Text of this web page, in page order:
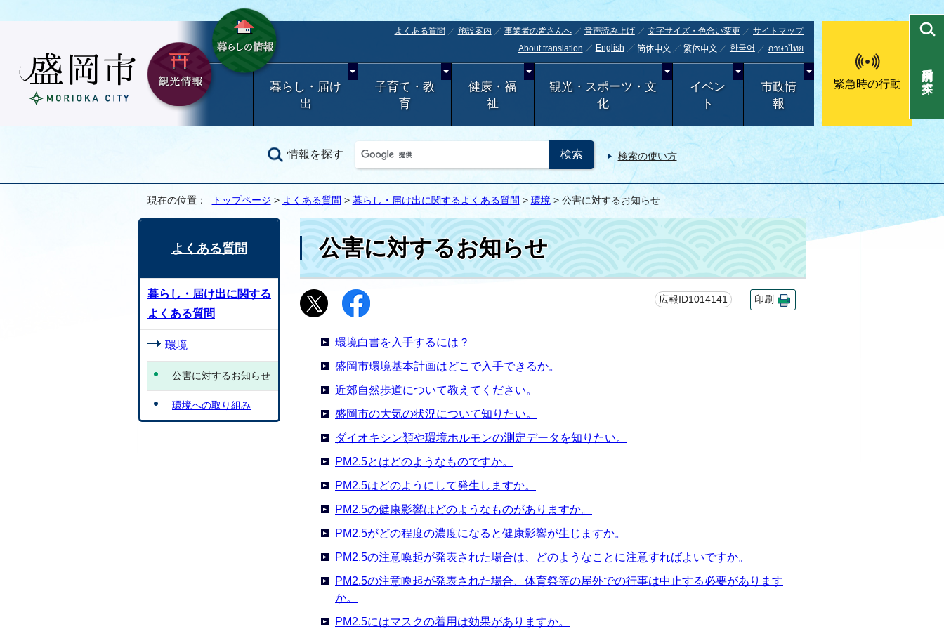
よくある質問 施設案内 事業者の皆さんへ 音声読み上げ 文字サイズ・色合い変更
サイトマップ
About translation
English 简体中文 繁体中文 한국어 ภาษาไทย
暮らし・届け
出
子育て・教
育
健康・福
祉
観光・スポーツ・文
化
イベン
ト
市政情
報
緊急時の行動
情報を探す 検索の使い方
目的別で探す
現在の位置： トップページ > よくある質問 > 暮らし・届け出に関するよくある質問 > 環境 > 公害に対するお知らせ
公害に対するお知らせ
広報ID1014141 印刷
環境白書を入手するには？
盛岡市環境基本計画はどこで入手できるか。
近郊自然歩道について教えてください。
盛岡市の大気の状況について知りたい。
ダイオキシン類や環境ホルモンの測定データを知りたい。
PM2.5とはどのようなものですか。
PM2.5はどのようにして発生しますか。
PM2.5の健康影響はどのようなものがありますか。
PM2.5がどの程度の濃度になると健康影響が生じますか。
PM2.5の注意喚起が発表された場合は、どのようなことに注意すればよいですか。
PM2.5の注意喚起が発表された場合、体育祭等の屋外での行事は中止する必要があります
か。
PM2.5にはマスクの着用は効果がありますか。
よくある質問
暮らし・届け出に関する
よくある質問
環境
公害に対するお知らせ
環境への取り組み